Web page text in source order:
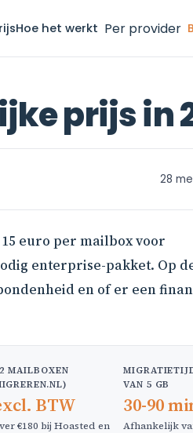
Hoe het werkt Per provider
prijs in
28
euro per mailbox voor
enterprise-pakket. Op
en of er een
MAILBOXEN
BTW
€180 bij Hoasted en
VAN 5 GB
30-90
Afhankelijk